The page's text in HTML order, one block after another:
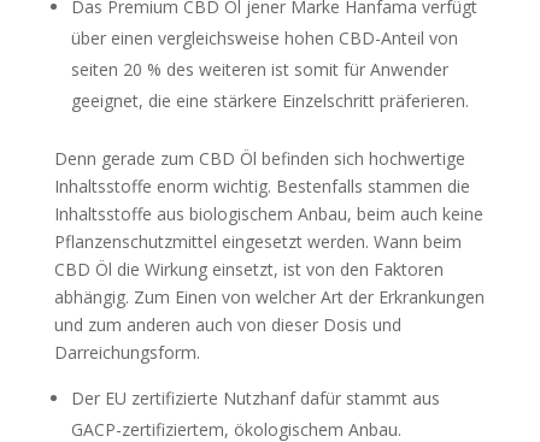
Das Premium CBD Öl jener Marke Hanfama verfügt
über einen vergleichsweise hohen CBD-Anteil von
seiten 20 % des weiteren ist somit für Anwender
geeignet, die eine stärkere Einzelschritt präferieren.
Denn gerade zum CBD Öl befinden sich hochwertige
Inhaltsstoffe enorm wichtig. Bestenfalls stammen die
Inhaltsstoffe aus biologischem Anbau, beim auch keine
Pflanzenschutzmittel eingesetzt werden. Wann beim
CBD Öl die Wirkung einsetzt, ist von den Faktoren
abhängig. Zum Einen von welcher Art der Erkrankungen
und zum anderen auch von dieser Dosis und
Darreichungsform.
Der EU zertifizierte Nutzhanf dafür stammt aus
GACP-zertifiziertem, ökologischem Anbau.